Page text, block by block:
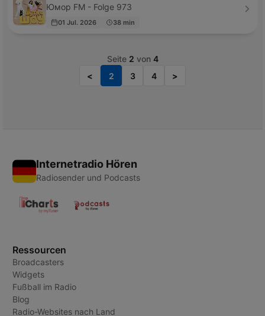
Юмор FM - Folge 973
01 Jul. 2026 38 min
Seite 2 von 4
<
2 3 4 >
Internetradio Hören
Radiosender und Podcasts
Ressourcen
Broadcasters
Widgets
Fußball im Radio
Blog
Radio-Websites nach Land